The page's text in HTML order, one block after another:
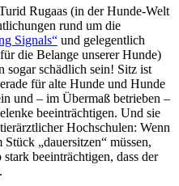
Rugaas (in der Hunde-Welt
rund um die
Signals“ und gelegentlich
die Belange unserer Hunde)
sogar schädlich sein! Sitz ist
für alte Hunde und Hunde
und – im Übermaß betrieben –
beeinträchtigen. Und sie
Hochschulen: Wenn
„dauersitzen“ müssen,
beeinträchtigen, dass der